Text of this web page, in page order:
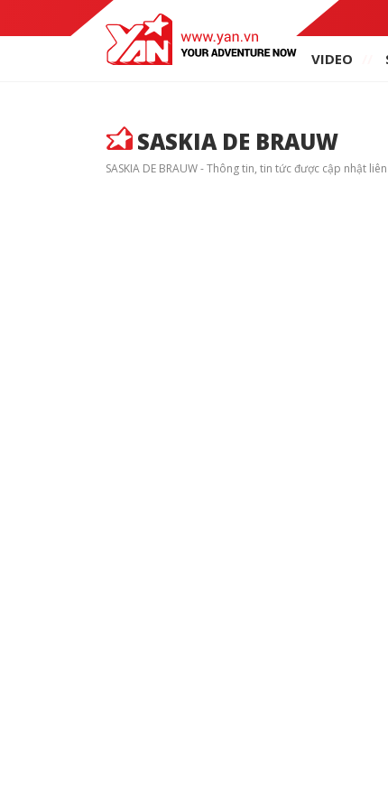
VIDEO
SASKIA DE BRAUW
SASKIA DE BRAUW - Thông tin, tin tức được cập nhật